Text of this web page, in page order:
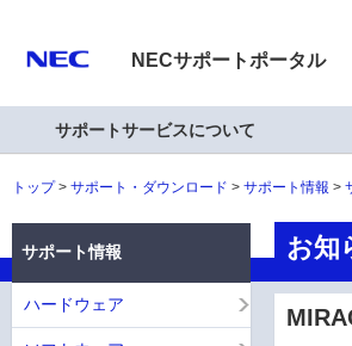
NECサポートポータル
サポートサービスについて
トップ サポート・ダウンロード サポート情報
お知
サポート情報
ハードウェア